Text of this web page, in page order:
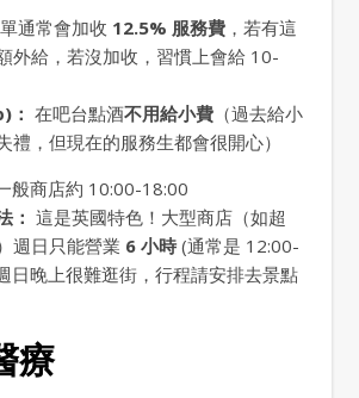
通常會加收 12.5% 服務費 ，若有這
外給，若沒加收，習慣上會給 10-
： 在吧台點酒不用給小費 （過去給小
禮，但現在的服務生都會很開心）
般商店約 10:00-18:00
： 這是英國特色！大型商店（如超
週日只能營業 6 小時 (通常是 12:00-
日晚上很難逛街，行程請安排去景點
療